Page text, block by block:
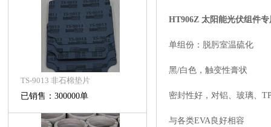
TS-9013 非石棉垫片
已销售：300000单
HT906Z 太阳能光伏组件
单组份：脱肟室温硫化
黑/白色，触变性膏状
密封性好，对铝、玻璃、
与各类EVA良好相容